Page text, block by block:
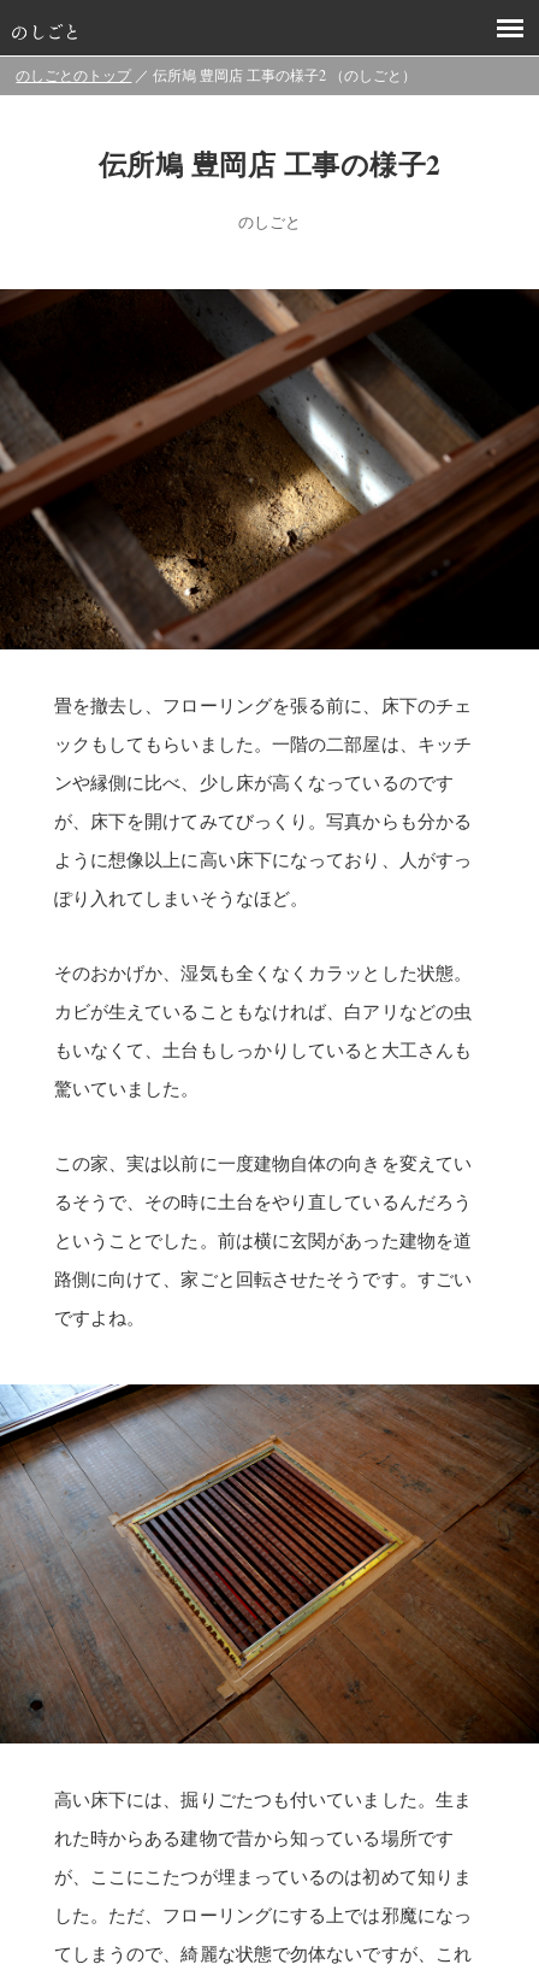
のしごとのトップ ／ 伝所鳩 豊岡店 工事の様子2 （のしごと）
伝所鳩 豊岡店 工事の様子2
のしごと
畳を撤去し、フローリングを張る前に、床下のチェ
ックもしてもらいました。一階の二部屋は、キッチ
ンや縁側に比べ、少し床が高くなっているのです
が、床下を開けてみてびっくり。写真からも分かる
ように想像以上に高い床下になっており、人がすっ
ぽり入れてしまいそうなほど。
そのおかげか、湿気も全くなくカラッとした状態。
カビが生えていることもなければ、白アリなどの虫
もいなくて、土台もしっかりしていると大工さんも
驚いていました。
この家、実は以前に一度建物自体の向きを変えてい
るそうで、その時に土台をやり直しているんだろう
ということでした。前は横に玄関があった建物を道
路側に向けて、家ごと回転させたそうです。すごい
ですよね。
高い床下には、掘りごたつも付いていました。生ま
れた時からある建物で昔から知っている場所です
が、ここにこたつが埋まっているのは初めて知りま
した。ただ、フローリングにする上では邪魔になっ
てしまうので、綺麗な状態で勿体ないですが、これ